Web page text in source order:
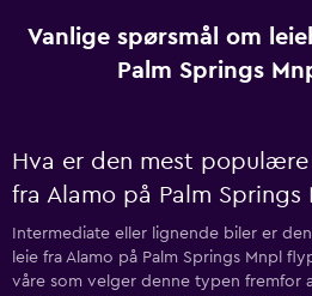
Vanlige spørsmål om
Palm Springs
Hva er den mest
fra Alamo på Palm Springs
Intermediate eller lignende biler er
leie fra Alamo på Palm Springs Mnpl
våre som velger denne typen fremfor